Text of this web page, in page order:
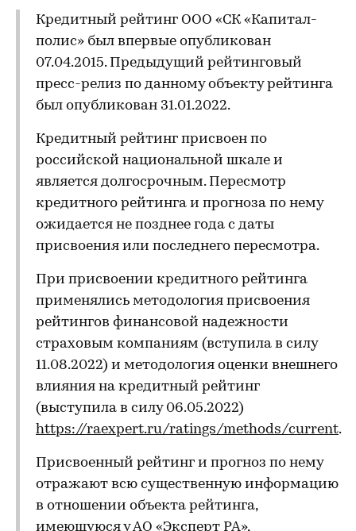
Кредитный рейтинг ООО «СК «Капитал-
полис» был впервые опубликован
07.04.2015. Предыдущий рейтинговый
пресс-релиз по данному объекту рейтинга
был опубликован 31.01.2022.
Кредитный рейтинг присвоен по
российской национальной шкале и
является долгосрочным. Пересмотр
кредитного рейтинга и прогноза по нему
ожидается не позднее года с даты
присвоения или последнего пересмотра.
При присвоении кредитного рейтинга
применялись методология присвоения
рейтингов финансовой надежности
страховым компаниям (вступила в силу
11.08.2022) и методология оценки внешнего
влияния на кредитный рейтинг
(выступила в силу 06.05.2022)
https://raexpert.ru/ratings/methods/current.
Присвоенный рейтинг и прогноз по нему
отражают всю существенную информацию
в отношении объекта рейтинга,
имеющуюся у АО «Эксперт РА»,